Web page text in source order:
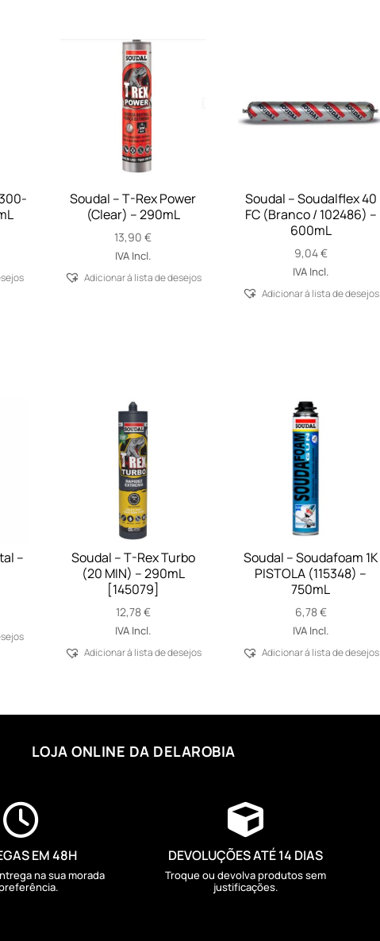
Soudal – T-Rex Power
(Clear) – 290mL
13,90€
IVA Incl.
Adicionar á lista de desejos
Soudal – Soudalflex 40
FC (Branco / 102486) –
600mL
9,04€
IVA Incl.
Adicionar á lista de desejos
–
Soudal – T-Rex Turbo
(20 MIN) – 290mL
[145079]
12,78€
IVA Incl.
Adicionar á lista de desejos
Soudal – Soudafoam 1K
PISTOLA (115348) –
750mL
6,78€
IVA Incl.
Adicionar á lista de desejos
LOJA ONLINE DA DELAROBIA

EM 48H
na sua morada

DEVOLUÇÕES ATÉ 14 DIAS
Troque ou devolva produtos sem
justificações.